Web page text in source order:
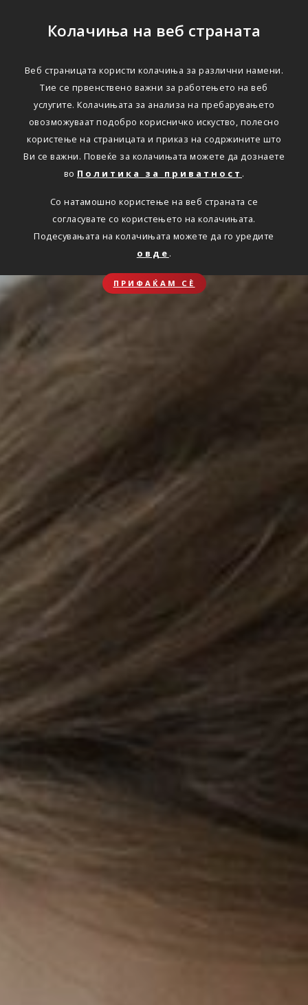
Колачиња на веб страната
Веб страницата користи колачиња за различни намени.
Тие се првенствено важни за работењето на веб
услугите. Колачињата за анализа на пребарувањето
овозможуваат подобро корисничко искуство, полесно
користење на страницата и приказ на содржините што
Ви се важни. Повеќе за колачињата можете да дознаете
во Политика за приватност .
Со натамошно користење на веб страната се
согласувате со користењето на колачињата.
Подесувањата на колачињата можете да го уредите
овде .
ПРИФАЌАМ СЀ